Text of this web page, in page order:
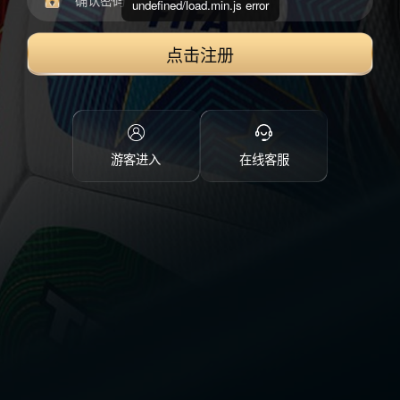
点击注册
游客进入 在线客服
undefined/load.min.js error